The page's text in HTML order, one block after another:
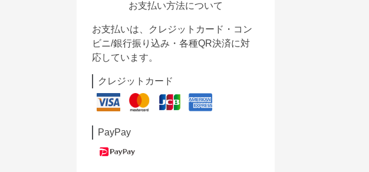
お支払い方法について
お支払いは、クレジットカード・コン
ビニ/銀行振り込み・各種QR決済に対
応しています。
クレジットカード
PayPay